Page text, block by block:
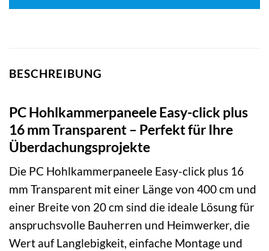
BESCHREIBUNG
PC Hohlkammerpaneele Easy-click plus
16 mm Transparent – Perfekt für Ihre
Überdachungsprojekte
Die PC Hohlkammerpaneele Easy-click plus 16
mm Transparent mit einer Länge von 400 cm und
einer Breite von 20 cm sind die ideale Lösung für
anspruchsvolle Bauherren und Heimwerker, die
Wert auf Langlebigkeit, einfache Montage und